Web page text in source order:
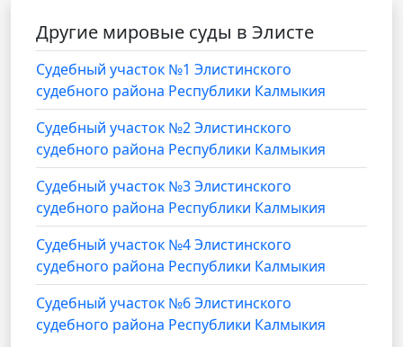
Другие мировые суды в Элисте
Cудебный участок №1 Элистинского
судебного района Республики Калмыкия
Судебный участок №2 Элистинского
судебного района Республики Калмыкия
Судебный участок №3 Элистинского
судебного района Республики Калмыкия
Судебный участок №4 Элистинского
судебного района Республики Калмыкия
Судебный участок №6 Элистинского
судебного района Республики Калмыкия